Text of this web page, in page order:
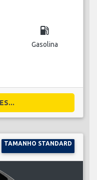
local_gas_station
Gasolina
TAMANHO STANDARD